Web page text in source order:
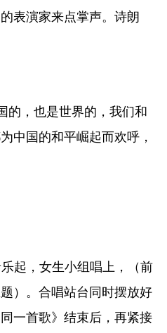
表演家来点掌声。诗朗
的，也是世界的，我们和
中国的和平崛起而欢呼，
起，女生小组唱上，（前
）。合唱站台同时摆放好
一首歌》结束后，再紧接